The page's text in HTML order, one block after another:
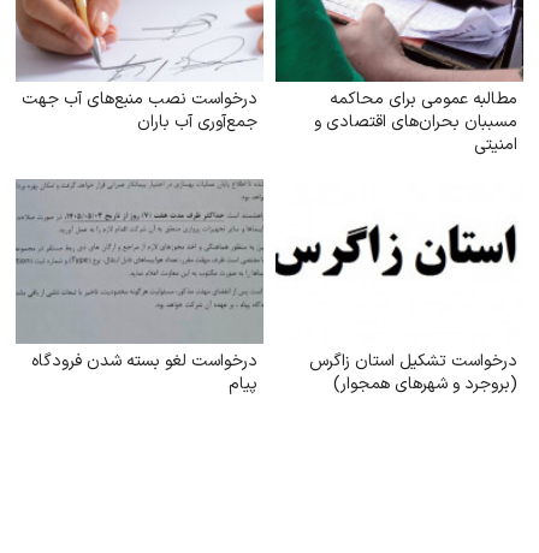
مطالبه عمومی برای محاکمه
مسببان بحران‌های اقتصادی و
امنیتی
درخواست نصب منبع‌های آب جهت
جمع‌آوری آب باران
درخواست تشکیل استان زاگرس
(بروجرد و شهرهای همجوار)
درخواست لغو بسته شدن فرودگاه
پیام